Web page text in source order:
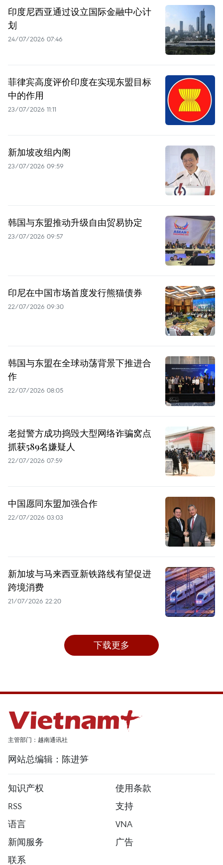
印度尼西亚通过设立国际金融中心计
划
24/07/2026 07:46
菲律宾高度评价印度在实现东盟目标
中的作用
23/07/2026 11:11
新加坡改组内阁
23/07/2026 09:59
韩国与东盟推动升级自由贸易协定
23/07/2026 09:57
印尼在中国市场首度发行熊猫债券
22/07/2026 09:30
韩国与东盟在全球动荡背景下推进合
作
22/07/2026 08:05
老挝警方成功捣毁大型网络诈骗窝点
抓获589名嫌疑人
22/07/2026 07:59
中国愿同东盟加强合作
22/07/2026 03:03
新加坡与马来西亚新铁路线有望促进
跨境消费
21/07/2026 22:20
下载更多
主管部门：越南通讯社
网站总编辑：陈进笋
知识产权
使用条款
RSS
支持
语言
VNA
新闻服务
广告
联系